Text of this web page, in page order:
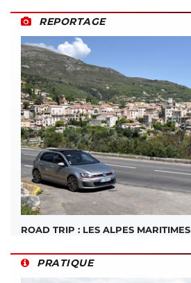
REPORTAGE
ROAD TRIP : LES ALPES MARITIMES
PRATIQUE